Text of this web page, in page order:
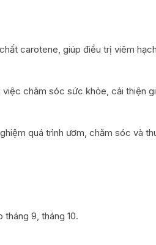
carotene, giúp điều trị viêm
chăm sóc sức khỏe, cải thiện
quá trình ươm, chăm sóc và
tháng 9, tháng 10.